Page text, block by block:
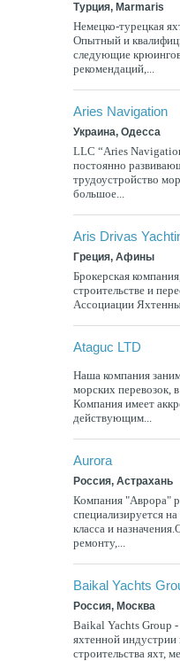
Турция, Marmaris
Немецко-турецкая
Опытный и
следующие
рекомендаций,...
Aries Navigation
Украина, Одесса
LLC “Aries
постоянно
трудоустройство
большое...
Aris Drivas
Греция, Афины
Брокерская
строительстве и
Ассоциации
Ataguc LTD
Наша компания
морских перевозок,
Компания имеет
действующим...
Aurora
Россия, Астрахань
Компания "Аврора"
специализируется
класса и
ремонту,...
Baikal Yachts
Россия, Москва
Baikal Yachts Group
яхтенной индустрии
строительства яхт,